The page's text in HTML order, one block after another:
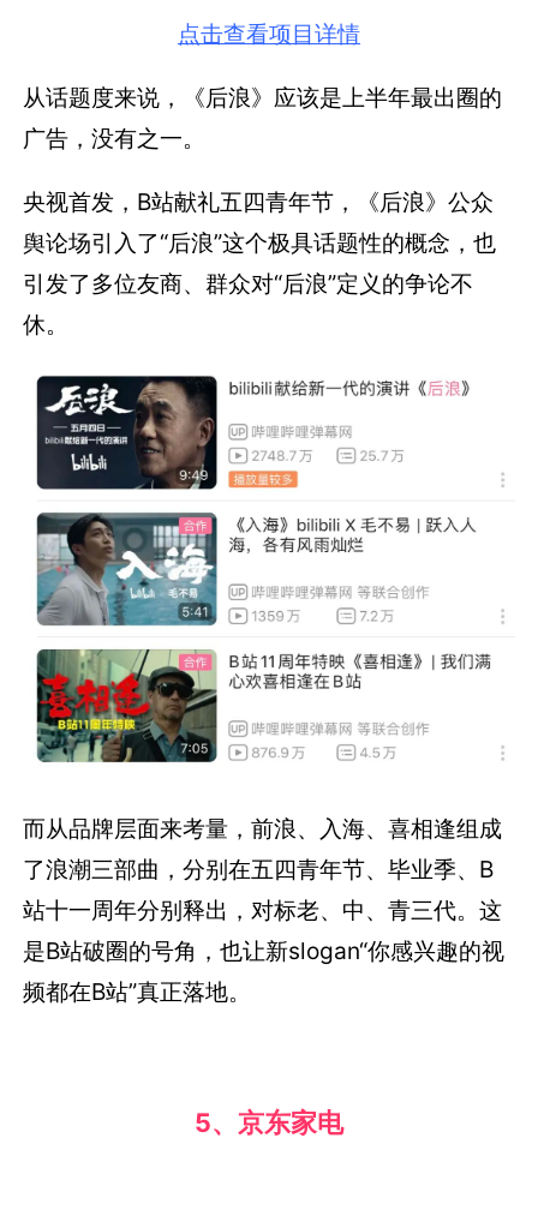
点击查看项目详情
从话题度来说，《后浪》应该是上半年最出圈的
广告，没有之一。
央视首发，B站献礼五四青年节，《后浪》公众
舆论场引入了“后浪”这个极具话题性的概念，也
引发了多位友商、群众对“后浪”定义的争论不
休。
而从品牌层面来考量，前浪、入海、喜相逢组成
了浪潮三部曲，分别在五四青年节、毕业季、B
站十一周年分别释出，对标老、中、青三代。这
是B站破圈的号角，也让新slogan“你感兴趣的视
频都在B站”真正落地。
5、京东家电